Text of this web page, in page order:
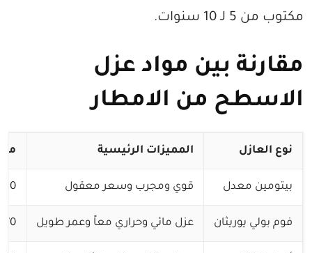
مكتوب من 5 لـ 10 سنوات.
مقارنة بين مواد عزل
الاسطح من الامطار
نوع العازل المميزات الرئيسية
بيتومين معدل قوي ومجرب وسعر معقول 35-50
فوم بولي يوريثان عزل مائي وحراري معاً وعمر طويل 45-70